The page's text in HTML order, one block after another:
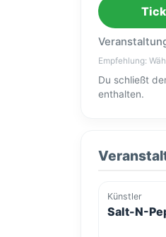
Empfehlung:
Du schließt
enthalten.
Künstler
Salt-N-